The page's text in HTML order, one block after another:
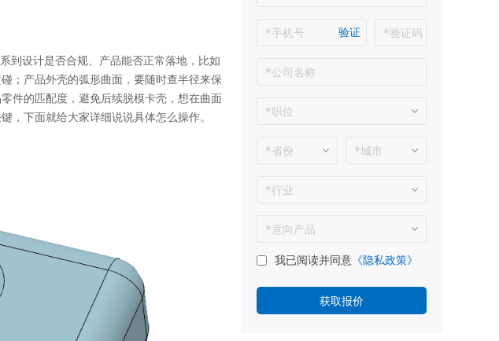
到设计是否合规、产品能否正常落地，比如
；产品外壳的弧形曲面，要随时查半径来保
件的匹配度，避免后续脱模卡壳，想在曲面
，下面就给大家详细说说具体怎么操作。
验证
我已阅读并同意 《隐私政策》